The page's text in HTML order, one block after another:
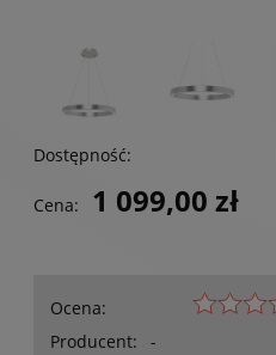
Dostępność:
Cena: 1 099,00 zł
Ocena:
Producent:
-